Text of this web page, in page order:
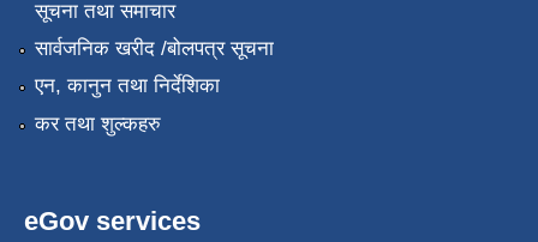
सूचना तथा समाचार
सार्वजनिक खरीद /बोलपत्र सूचना
एन, कानुन तथा निर्देशिका
कर तथा शुल्कहरु
eGov services